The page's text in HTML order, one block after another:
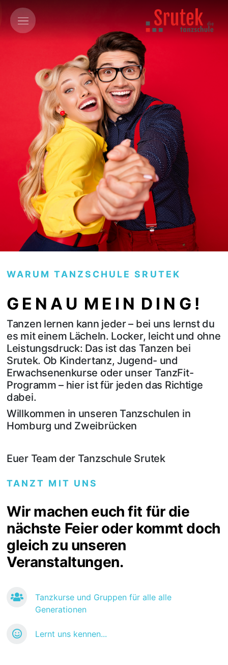
WARUM TANZSCHULE SRUTEK
G E N A U M E I N D I N G !
Tanzen lernen kann jeder – bei uns lernst du
es mit einem Lächeln. Locker, leicht und ohne
Leistungsdruck: Das ist das Tanzen bei
Srutek. Ob Kindertanz, Jugend- und
Erwachsenenkurse oder unser TanzFit-
Programm – hier ist für jeden das Richtige
dabei.
Willkommen in unseren Tanzschulen in
Homburg und Zweibrücken
Euer Team der Tanzschule Srutek
TANZT MIT UNS
Wir machen euch fit für die
nächste Feier oder kommt doch
gleich zu unseren
Veranstaltungen.
Tanzkurse und Gruppen für alle alle
Generationen
Lernt uns kennen...